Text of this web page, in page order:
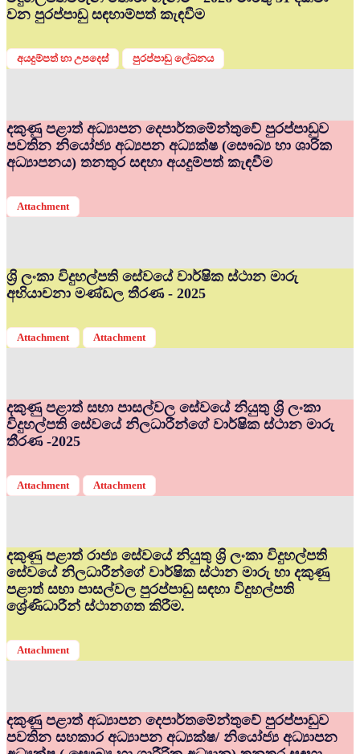
වන පුරප්පාඩු සඳහාම්පත් කැඳවීම
අයදුම්පත් හා උපදෙස් පුරප්පාඩු ලේඛනය
දකුණු පළාත් අධ්‍යාපන දෙපාර්තමේන්තුවේ පුරප්පාඩුව
පවතින නියෝජ්‍ය අධ්‍යපන අධ්‍යක්ෂ (සෞඛ්‍ය හා ශාරික
අධ්‍යාපනය) තනතුර සඳහා අයදුම්පත් කැඳවීම
Attachment
ශ්‍රි ලංකා විදුහල්පති සේවයේ වාර්ෂික ස්ථාන මාරු
අභියාචනා මණ්ඩල තීරණ - 2025
Attachment Attachment
දකුණු පළාත් සභා පාසල්වල සේවයේ නියුතු ශ්‍රි ලංකා
විදුහල්පති සේවයේ නිලධාරීන්ගේ වාර්ෂික ස්ථාන මාරු
තීරණ -2025
Attachment Attachment
දකුණු පළාත් රාජ්‍ය සේවයේ නියුතු ශ්‍රි ලංකා විදුහල්පති
සේවයේ නිලධාරීන්ගේ වාර්ෂික ස්ථාන මාරු හා දකුණු
පළාත් සභා පාසල්වල පුරප්පාඩු සඳහා විදුහල්පති
ශ්‍රේණිධාරීන් ස්ථානගත කිරීම.
Attachment
දකුණු පළාත් අධ්‍යාපන දෙපාර්තමේන්තුවේ පුරප්පාඩුව
පවතින සහකාර අධ්‍යාපන අධ්‍යක්ෂ/ නියෝජ්‍ය අධ්‍යාපන